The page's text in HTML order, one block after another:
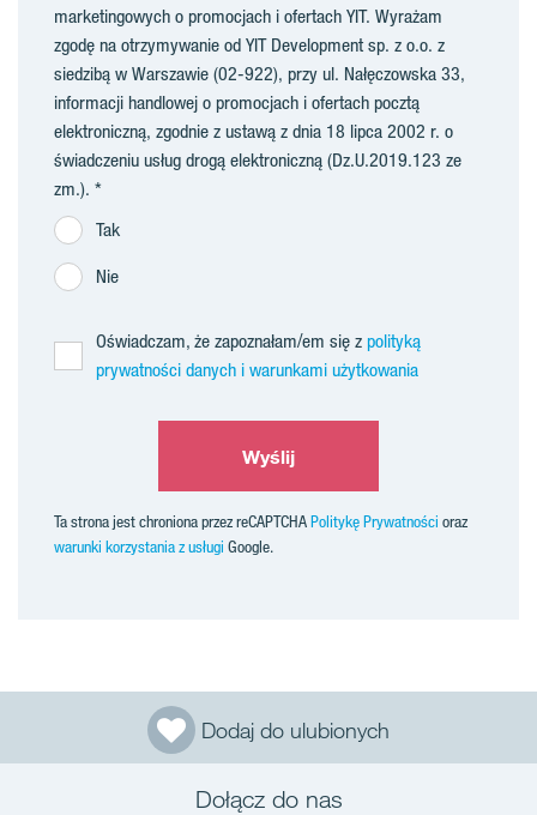
Dodaj do ulubionych
marketingowych o promocjach i ofertach YIT. Wyrażam
zgodę na otrzymywanie od YIT Development sp. z o.o. z
siedzibą w Warszawie (02-922), przy ul. Nałęczowska 33,
informacji handlowej o promocjach i ofertach pocztą
elektroniczną, zgodnie z ustawą z dnia 18 lipca 2002 r. o
świadczeniu usług drogą elektroniczną (Dz.U.2019.123 ze
zm.).
Tak
Nie
Oświadczam, że zapoznałam/em się z polityką
prywatności danych i warunkami użytkowania
Wyślij
Ta strona jest chroniona przez reCAPTCHAPolitykę Prywatności oraz
warunki korzystania z usługi Google.
Dołącz do nas